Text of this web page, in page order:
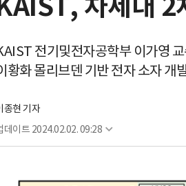
전기및전자공학부 이가영
황화 몰리브덴 기반 전자 소자 개
종현 기자
데이트 2024.02.02. 09:28